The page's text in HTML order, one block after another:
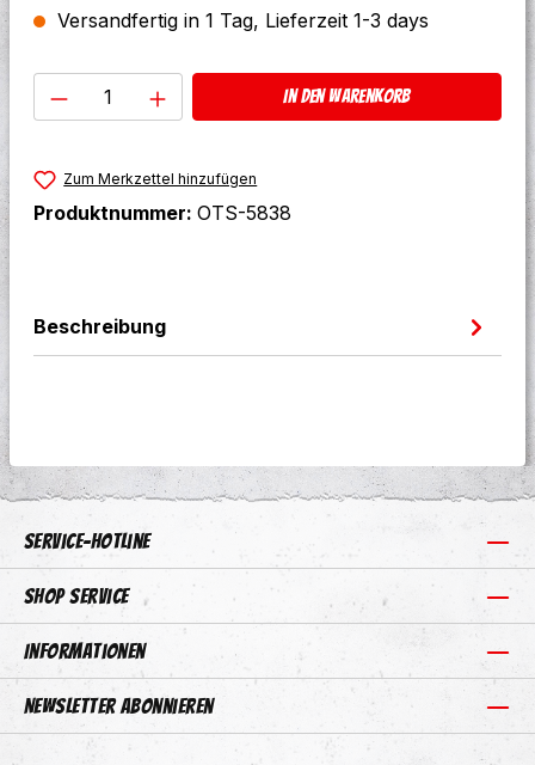
Versandfertig in 1 Tag, Lieferzeit 1-3 days
Produkt Anzahl: Gib den
In den Warenkorb
Zum Merkzettel hinzufügen
Produktnummer: OTS-5838
Beschreibung
Service-Hotline
Shop Service
Informationen
Newsletter abonnieren